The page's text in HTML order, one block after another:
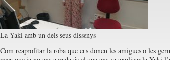
La Yaki amb un dels seus dissenys
Com reaprofitar la roba que ens donen les amigues o les